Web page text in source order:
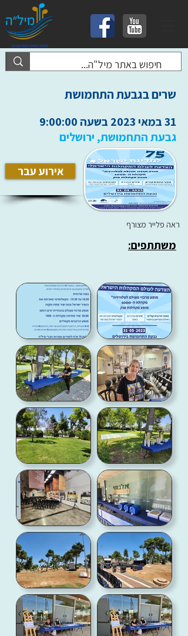
שרים בגבעת התחמושת
31 במאי 2023 בשעה 9:00:00
גבעת התחמושת, ירושלים
אירוע עבר
ראה פלייר מצורף
משתתפים: